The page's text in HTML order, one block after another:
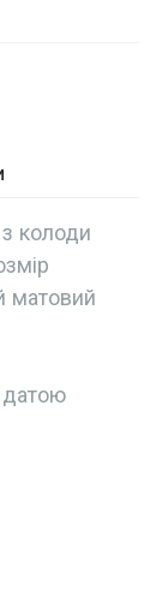
колоди
матовий
датою